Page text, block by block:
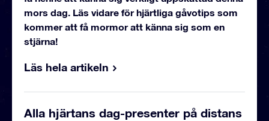
mors dag. Läs vidare för hjärtliga gåvotips som
kommer att få mormor att känna sig som en
stjärna!
Läs hela artikeln
Alla hjärtans dag-presenter på distans